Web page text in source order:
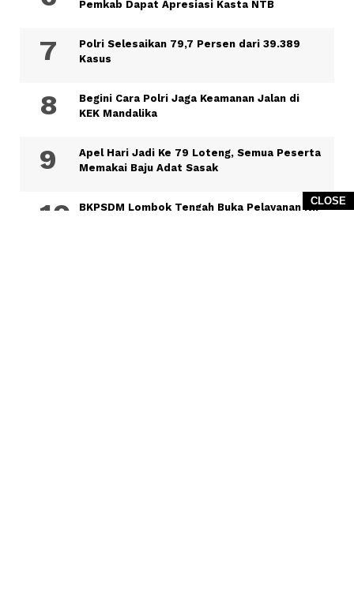
CLOSE
Pemkab Dapat Apresiasi Kasta NTB
Polri Selesaikan 79,7 Persen dari 39.389
Kasus
Begini Cara Polri Jaga Keamanan Jalan di
KEK Mandalika
Apel Hari Jadi Ke 79 Loteng, Semua Peserta
Memakai Baju Adat Sasak
BKPSDM Lombok Tengah Buka Pelayanan NIP